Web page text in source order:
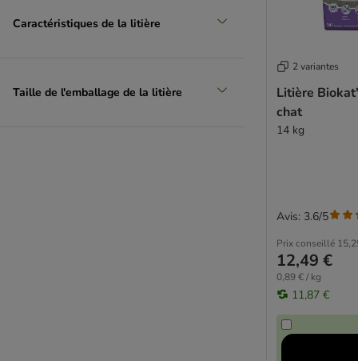
Caractéristiques de la litière
Taille de l'emballage de la litière
2 variantes
Litière
chat
14 kg
Prix conseillé
12,49 €
0,89 € / kg
11,87 €
Avis: 3.6/5